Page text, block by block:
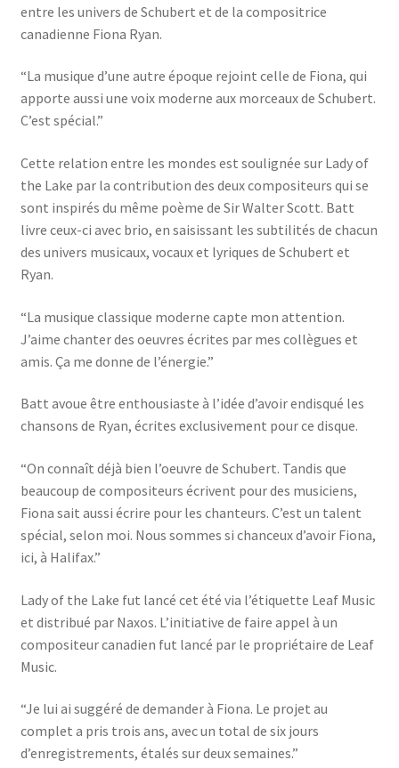
entre les univers de Schubert et de la compositrice
canadienne Fiona Ryan.
“La musique d’une autre époque rejoint celle de Fiona, qui
apporte aussi une voix moderne aux morceaux de Schubert.
C’est spécial.”
Cette relation entre les mondes est soulignée sur Lady of
the Lake par la contribution des deux compositeurs qui se
sont inspirés du même poème de Sir Walter Scott. Batt
livre ceux-ci avec brio, en saisissant les subtilités de chacun
des univers musicaux, vocaux et lyriques de Schubert et
Ryan.
“La musique classique moderne capte mon attention.
J’aime chanter des oeuvres écrites par mes collègues et
amis. Ça me donne de l’énergie.”
Batt avoue être enthousiaste à l’idée d’avoir endisqué les
chansons de Ryan, écrites exclusivement pour ce disque.
“On connaît déjà bien l’oeuvre de Schubert. Tandis que
beaucoup de compositeurs écrivent pour des musiciens,
Fiona sait aussi écrire pour les chanteurs. C’est un talent
spécial, selon moi. Nous sommes si chanceux d’avoir Fiona,
ici, à Halifax.”
Lady of the Lake fut lancé cet été via l’étiquette Leaf Music
et distribué par Naxos. L’initiative de faire appel à un
compositeur canadien fut lancé par le propriétaire de Leaf
Music.
“Je lui ai suggéré de demander à Fiona. Le projet au
complet a pris trois ans, avec un total de six jours
d’enregistrements, étalés sur deux semaines.”